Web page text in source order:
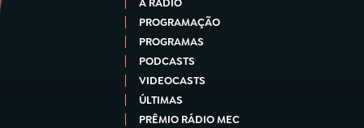
A RÁDIO
PROGRAMAÇÃO
PROGRAMAS
PODCASTS
VIDEOCASTS
ÚLTIMAS
PRÊMIO RÁDIO MEC